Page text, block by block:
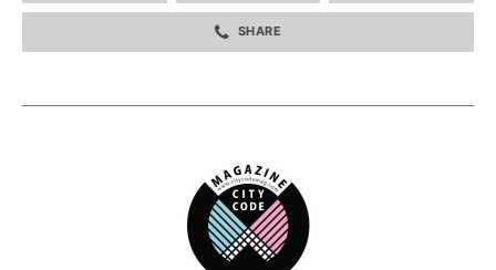
SHARE